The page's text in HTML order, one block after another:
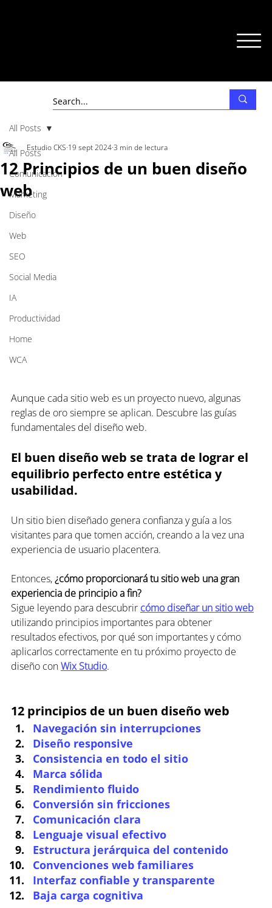
All Posts
Comunicación
Marketing
Diseño
Web
SEO
Social Media
IA
Productividad
Home
WCA
All Posts
12 Principios de un buen diseño
web
Estudio CKS 19 sept 20243 min de lectura
Aunque cada sitio web es un proyecto nuevo, algunas
reglas de oro siempre se aplican. Descubre las guías
fundamentales del diseño web.
El buen diseño web se trata de lograr el
equilibrio perfecto entre estética y
usabilidad.
Un sitio bien diseñado genera confianza y guía a los
visitantes para que tomen acción, creando a la vez una
experiencia de usuario placentera.
Entonces, ¿cómo proporcionará tu sitio web una gran
experiencia de principio a fin?
Sigue leyendo para descubrir cómo diseñar un sitio web
utilizando principios importantes para obtener
resultados efectivos, por qué son importantes y cómo
aplicarlos correctamente en tu próximo proyecto de
diseño con Wix Studio.
12 principios de un buen diseño web
Navegación sin interrupciones
Diseño responsive
Consistencia en todo el sitio
Marca sólida
Rendimiento fluido
Conversión sin fricciones
Comunicación clara
Lenguaje visual efectivo
Estructura jerárquica del contenido
Convenciones web familiares
Interfaz confiable y transparente
Baja carga cognitiva